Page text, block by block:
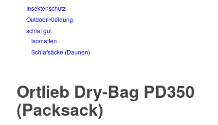
Insektenschutz
Outdoor-Kleidung
schlaf gut
Isomatten
Schlafsäcke (Daunen)
Ortlieb Dry-Bag PD350
(Packsack)